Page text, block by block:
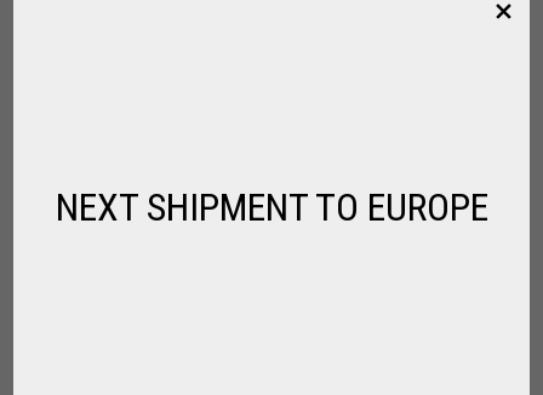
NEXT SHIPMENT TO EUROPE